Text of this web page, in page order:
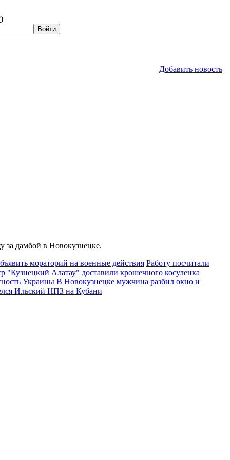
)
Добавить новость
за дамбой в Новокузнецке.
мораторий на военные действия Работу посчитали
"Кузнецкий Алатау" доставили крошечного косуленка
Украины В Новокузнецке мужчина разбил окно и
Ильский НПЗ на Кубани